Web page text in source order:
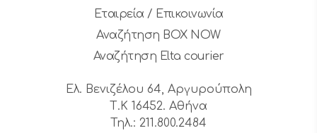
Εταιρεία / Επικοινωνία
Αναζήτηση BOX NOW
Αναζήτηση Elta courier
Ελ. Βενιζέλου 64, Αργυρούπολη
Τ.Κ 16452. Αθήνα
Τηλ.: 211.800.2484